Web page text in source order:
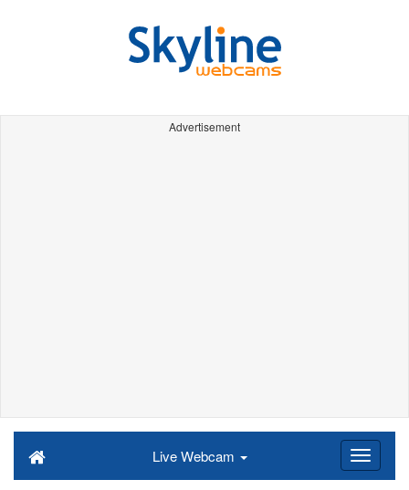
Advertisement
Live Webcam